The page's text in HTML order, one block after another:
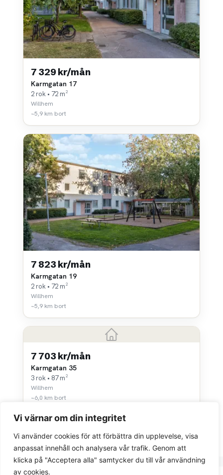
Vi värnar om din integritet
Vi använder cookies för att förbättra din upplevelse, visa
anpassat innehåll och analysera vår trafik. Genom att
klicka på "Acceptera alla" samtycker du till vår användning
av cookies.
7 329 kr/mån
Karmgatan 17
2 rok • 72 m²
Willhem
~5,9 km bort
7 823 kr/mån
Karmgatan 19
2 rok • 72 m²
Willhem
~5,9 km bort
7 703 kr/mån
Karmgatan 35
3 rok • 87 m²
Willhem
~6,0 km bort